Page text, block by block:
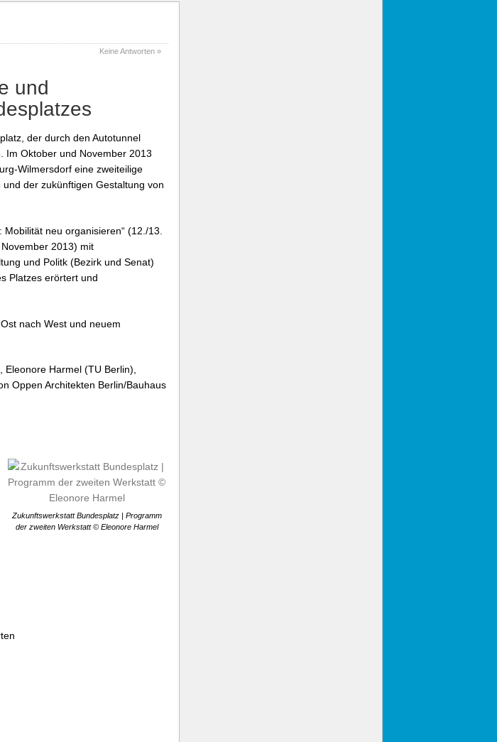
Keine Antworten »
und
der durch den Autotunnel
Im Oktober und November 2013
Wilmersdorf eine zweiteilige
der zukünftigen Gestaltung von
neu organisieren“ (12./13.
2013) mit
und Politk (Bezirk und Senat)
Platzes erörtert und
nach West und neuem
Eleonore Harmel (TU Berlin),
Oppen Architekten Berlin/Bauhaus
Zukunftswerkstatt Bundesplatz | Programm
der zweiten Werkstatt © Eleonore Harmel